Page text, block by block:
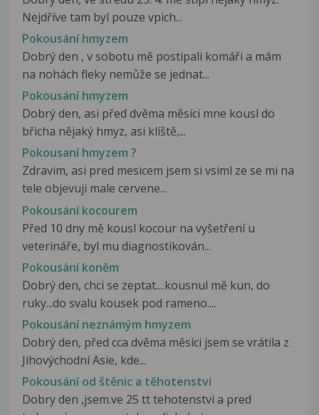
Nejdříve tam byl pouze vpich...
Pokousání hmyzem
Dobrý den , v sobotu mě postipali komáři a mám
na nohách fleky nemůže se jednat...
Pokousání hmyzem
Dobrý den, asi před dvěma měsíci mne kousl do
břicha nějaký hmyz, asi klíště,...
Pokousaní hmyzem ?
Zdravim, asi pred mesicem jsem si vsiml ze se mi na
tele objevuji male cervene...
Pokousání kocourem
Před 10 dny mě kousl kocour na vyšetření u
veterináře, byl mu diagnostikován...
Pokousání koněm
Dobrý den, chci se zeptat....kousnul mě kun, do
ruky...do svalu kousek pod rameno....
Pokousání neznámým hmyzem
Dobrý den, před cca dvěma měsíci jsem se vrátila z
Jihovýchodní Asie, kde...
Pokousání od štěnic a těhotenství
Dobry den ,jsem.ve 25 tt tehotenstvi a pred